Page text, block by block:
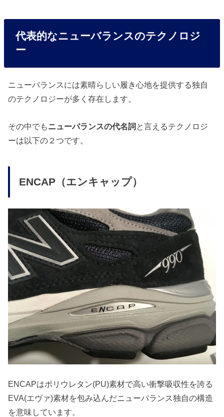
代表的なニューバランスのテクノロジ
ー
ニューバランスには素晴らしい履き心地を提供する独自
のテクノロジーが多く存在します。
その中でもニューバランスの代名詞 と言えるテクノロジ
ーは以下の２つです。
ENCAP（エンキャップ）
ENCAPはポリウレタン(PU)素材で高い衝撃吸収性を誇る
EVA(エヴァ)素材を包み込んだニューバランス独自の構造
を意味しています。